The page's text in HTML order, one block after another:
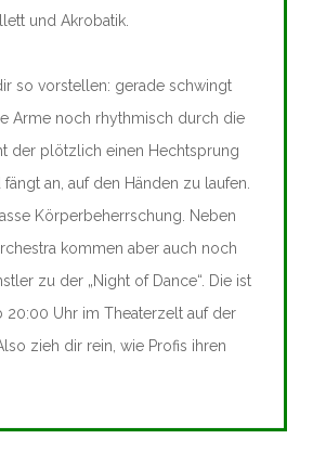
und Akrobatik.
so vorstellen: gerade schwingt
Arme noch rhythmisch durch die
der plötzlich einen Hechtsprung
an, auf den Händen zu laufen.
Körperbeherrschung. Neben
kommen aber auch noch
zu der „Night of Dance“. Die ist
20:00 Uhr im Theaterzelt auf der
zieh dir rein, wie Profis ihren